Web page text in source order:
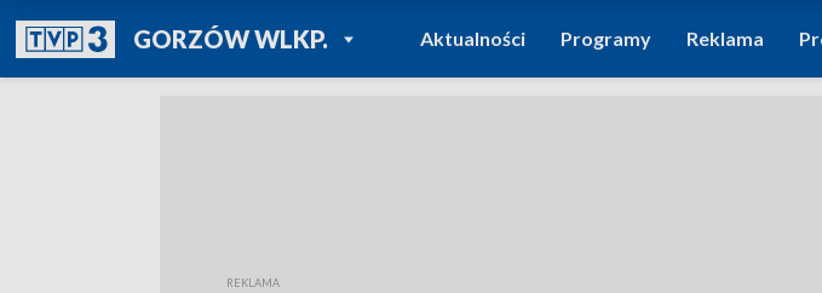
GORZÓW WLKP.POWRÓT DO
TVP REGIONY
Aktualności Programy Reklama